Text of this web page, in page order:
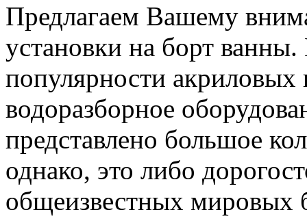
Предлагаем Вашему
установки на борт
популярности акриловых
водоразборное
представлено большое
однако, это либо
общеизвестных мировых